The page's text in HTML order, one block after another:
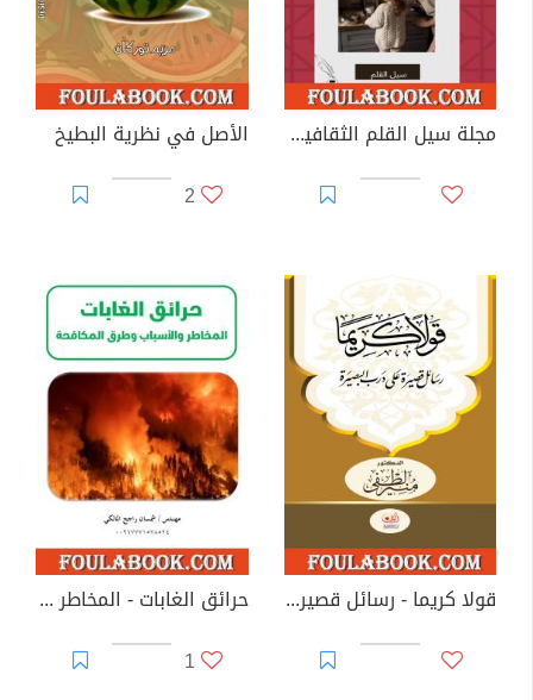
مجلة سيل القلم الثقافية - العدد الأول
الأصل في نظرية البطيخ
2
قولا كريما - رسائل قصيرة على درب البصيرة
حرائق الغابات - المخاطر والأسباب وطرق المكافحة
1